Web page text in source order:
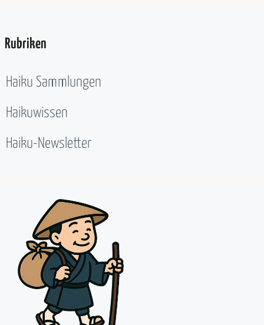
Rubriken
Haiku Sammlungen
Haikuwissen
Haiku-Newsletter